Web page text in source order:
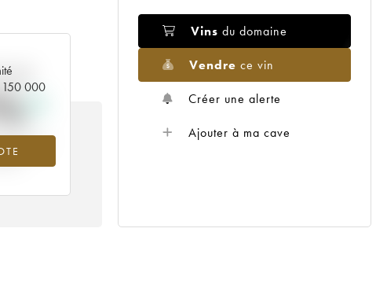
150 000
cote
2017
Vins du domaine
Vendre ce vin
Créer une alerte
Ajouter à ma cave